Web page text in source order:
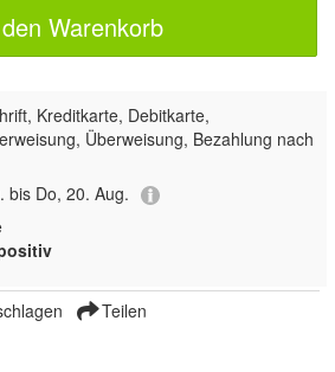
Warenkorb
Kreditkarte, Debitkarte,
Überweisung, Bezahlung nach
bis Do, 20. Aug.
Teilen